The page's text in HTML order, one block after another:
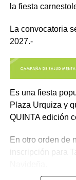
la fiesta
La convocatoria
2027.-
Es una fiesta
Plaza Urquiza y
QUINTA edición
En otro orden de
inscripción para